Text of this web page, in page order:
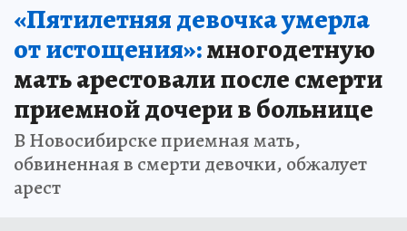
«Пятилетняя девочка умерла
от истощения»:многодетную
мать арестовали после смерти
приемной дочери в больнице
В Новосибирске приемная мать,
обвиненная в смерти девочки, обжалует
арест